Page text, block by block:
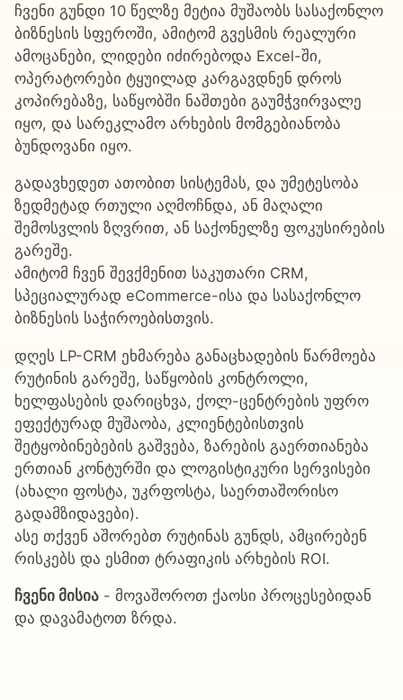
ჩვენი გუნდი 10 წელზე მეტია მუშაობს სასაქონლო
ბიზნესის სფეროში, ამიტომ გვესმის რეალური
ამოცანები, ლიდები იძირებოდა Excel-ში,
ოპერატორები ტყუილად კარგავდნენ დროს
კოპირებაზე, საწყობში ნაშთები გაუმჭვირვალე
იყო, და სარეკლამო არხების მომგებიანობა
ბუნდოვანი იყო.
გადავხედეთ ათობით სისტემას, და უმეტესობა
ზედმეტად რთული აღმოჩნდა, ან მაღალი
შემოსვლის ზღვრით, ან საქონელზე ფოკუსირების
გარეშე.
ამიტომ ჩვენ შევქმენით საკუთარი CRM,
სპეციალურად eCommerce-ისა და სასაქონლო
ბიზნესის საჭიროებისთვის.
დღეს LP-CRM ეხმარება განაცხადების წარმოება
რუტინის გარეშე, საწყობის კონტროლი,
ხელფასების დარიცხვა, ქოლ-ცენტრების უფრო
ეფექტურად მუშაობა, კლიენტებისთვის
შეტყობინებების გაშვება, ზარების გაერთიანება
ერთიან კონტურში და ლოგისტიკური სერვისები
(ახალი ფოსტა, უკრფოსტა, საერთაშორისო
გადამზიდავები).
ასე თქვენ აშორებთ რუტინას გუნდს, ამცირებენ
რისკებს და ესმით ტრაფიკის არხების ROI.
ჩვენი მისია - მოვაშოროთ ქაოსი პროცესებიდან
და დავამატოთ ზრდა.